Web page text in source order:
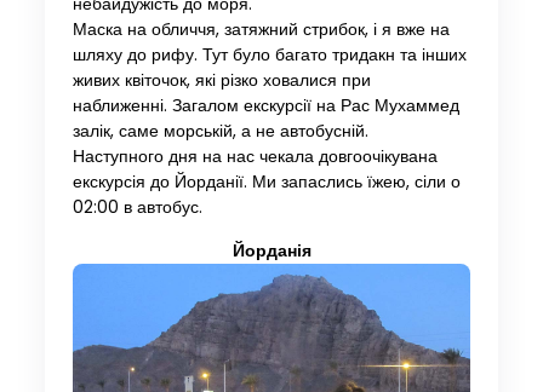
Маска на обличчя, затяжний стрибок, і я вже на
шляху до рифу. Тут було багато тридакн та інших
живих квіточок, які різко ховалися при
наближенні. Загалом екскурсії на Рас Мухаммед
залік, саме морській, а не автобусній.
Наступного дня на нас чекала довгоочікувана
екскурсія до Йорданії. Ми запаслись їжею, сіли о
02:00 в автобус.
Йорданія